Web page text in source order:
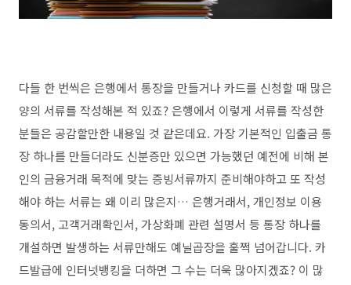
다들 한 번씩은 은행에서 통장을 만들거나 카드를 신청할 때 많은
양의 서류를 작성해본 적 있죠? 은행에서 이렇게 서류를 작성한
분들은 공감할만한 내용일 것 같은데요. 가장 기본적인 입출금 통
장 하나를 만들더라도 신분증만 있으면 가능했던 예전에 비해 본
인의 금융거래 목적에 맞는 증빙서류까지 준비해야하고 또 작성
해야 하는 서류는 왜 이리 많은지… 은행거래서, 개인정보 이용
동의서, 고객거래확인서, 가상화폐 관련 설명서 등 통장 하나를
개설하면 발생하는 서류만해도 예닐곱장을 훌쩍 넘어갑니다. 카
드발급에 인터넷뱅킹을 더하면 그 수는 더욱 많아지겠죠? 이 많